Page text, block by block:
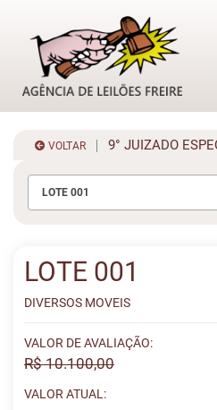
VOLTAR 9° JUIZADO
LOTE 001
LOTE 001
DIVERSOS MOVEIS
VALOR DE AVALIAÇÃO:
R$ 10.100,00
VALOR ATUAL: